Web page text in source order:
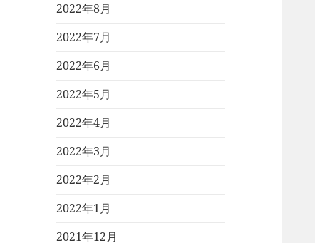
2022年8月
2022年7月
2022年6月
2022年5月
2022年4月
2022年3月
2022年2月
2022年1月
2021年12月